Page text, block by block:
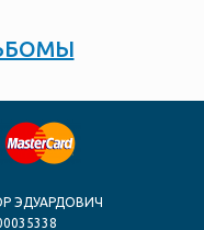
ЭДУАРДОВИЧ